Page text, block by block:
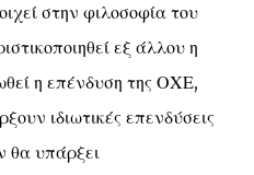
στην φιλοσοφία του
εξ άλλου η
η επένδυση της ΟΧΕ,
ιδιωτικές επενδύσεις
θα υπάρξει